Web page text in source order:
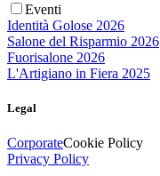
Eventi
Identità Golose 2026
Salone del Risparmio 2026
Fuorisalone 2026
L'Artigiano in Fiera 2025
Legal
CorporateCookie Policy
Privacy Policy